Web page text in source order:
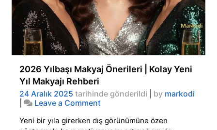
2026 Yılbaşı Makyaj Önerileri | Kolay Yeni
Yıl Makyajı Rehberi
24 Aralık 2025 tarihinde gönderildi by markodi
Leave a Commenton
Yılbaşı
Yeni bir yıla girerken dış görünümüne özen